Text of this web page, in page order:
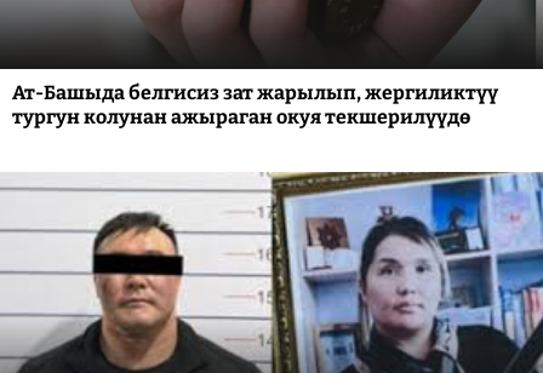
Ат-Башыда белгисиз зат жарылып, жергиликтүү
тургун колунан ажыраган окуя текшерилүүдө